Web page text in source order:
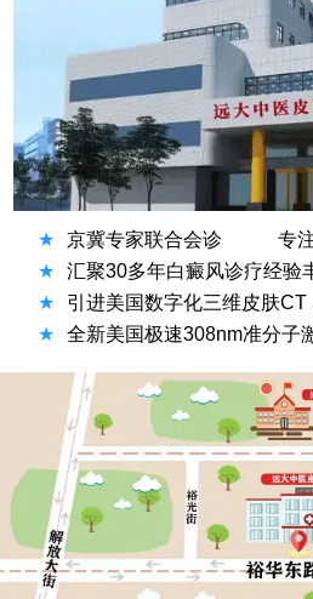
★ 京冀专家联合会诊
专
★
汇聚30多年白癜风诊疗经验
★
引进美国数字化三维皮肤CT
★
全新美国极速308nm准分子